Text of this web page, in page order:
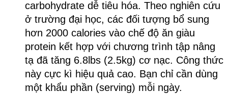
carbohydrate dễ tiêu hóa. Theo nghiên cứu
ở trường đại học, các đối tượng bổ sung
hơn 2000 calories vào chế độ ăn giàu
protein kết hợp với chương trình tập nâng
tạ đã tăng 6.8lbs (2.5kg) cơ nạc. Công thức
này cực kì hiệu quả cao. Bạn chỉ cần dùng
một khẩu phần (serving) mỗi ngày.